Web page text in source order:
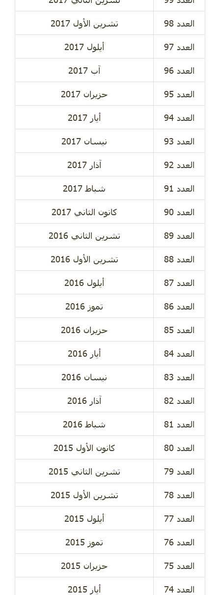
تشرين الأول 2017
أيلول 2017
آب 2017
حزيران 2017
أيار 2017
نيسان 2017
آذار 2017
شباط 2017
كانون الثاني 2017
تشرين الثاني 2016
تشرين الأول 2016
أيلول 2016
تموز 2016
حزيران 2016
أيار 2016
نيسان 2016
آذار 2016
شباط 2016
كانون الأول 2015
تشرين الثاني 2015
تشرين الأول 2015
أيلول 2015
تموز 2015
حزيران 2015
أيار 2015